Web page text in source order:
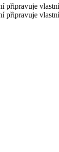
připravuje
připravuje